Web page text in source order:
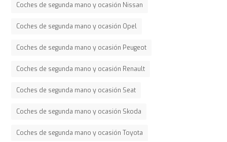
Coches de segunda mano y ocasión Nissan
Coches de segunda mano y ocasión Opel
Coches de segunda mano y ocasión Peugeot
Coches de segunda mano y ocasión Renault
Coches de segunda mano y ocasión Seat
Coches de segunda mano y ocasión Skoda
Coches de segunda mano y ocasión Toyota